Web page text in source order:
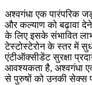
अश्वगंधा एक पारंपरिक
और कल्याण को बढ़ावा
के लिए इसके संभावित
टेस्टोस्टेरोन के स्तर में
एंटीऑक्सीडेंट सुरक्षा
आवश्यकता है, अश्वगंधा
से पुरुषों को उनकी सेक्स